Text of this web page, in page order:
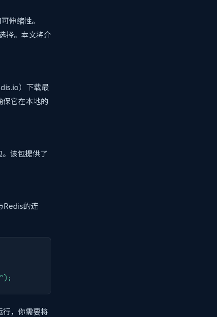
伸缩性。
择。本文将介
）下载最
保它在本地的
该包提供了
Redis的连
，你需要将